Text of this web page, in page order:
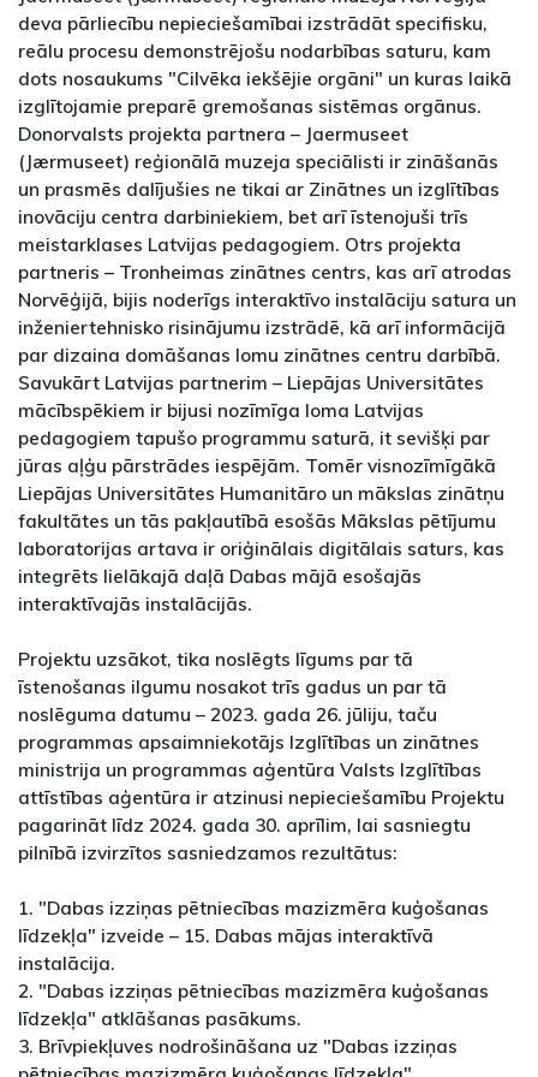
deva pārliecību nepieciešamībai izstrādāt specifisku,
reālu procesu demonstrējošu nodarbības saturu, kam
dots nosaukums "Cilvēka iekšējie orgāni" un kuras laikā
izglītojamie preparē gremošanas sistēmas orgānus.
Donorvalsts projekta partnera – Jaermuseet
(Jærmuseet) reģionālā muzeja speciālisti ir zināšanās
un prasmēs dalījušies ne tikai ar Zinātnes un izglītības
inovāciju centra darbiniekiem, bet arī īstenojuši trīs
meistarklases Latvijas pedagogiem. Otrs projekta
partneris – Tronheimas zinātnes centrs, kas arī atrodas
Norvēģijā, bijis noderīgs interaktīvo instalāciju satura un
inženiertehnisko risinājumu izstrādē, kā arī informācijā
par dizaina domāšanas lomu zinātnes centru darbībā.
Savukārt Latvijas partnerim – Liepājas Universitātes
mācībspēkiem ir bijusi nozīmīga loma Latvijas
pedagogiem tapušo programmu saturā, it sevišķi par
jūras aļģu pārstrādes iespējām. Tomēr visnozīmīgākā
Liepājas Universitātes Humanitāro un mākslas zinātņu
fakultātes un tās pakļautībā esošās Mākslas pētījumu
laboratorijas artava ir oriģinālais digitālais saturs, kas
integrēts lielākajā daļā Dabas mājā esošajās
interaktīvajās instalācijās.
Projektu uzsākot, tika noslēgts līgums par tā
īstenošanas ilgumu nosakot trīs gadus un par tā
noslēguma datumu – 2023. gada 26. jūliju, taču
programmas apsaimniekotājs Izglītības un zinātnes
ministrija un programmas aģentūra Valsts Izglītības
attīstības aģentūra ir atzinusi nepieciešamību Projektu
pagarināt līdz 2024. gada 30. aprīlim, lai sasniegtu
pilnībā izvirzītos sasniedzamos rezultātus:
1. "Dabas izziņas pētniecības mazizmēra kuģošanas
līdzekļa" izveide – 15. Dabas mājas interaktīvā
instalācija.
2. "Dabas izziņas pētniecības mazizmēra kuģošanas
līdzekļa" atklāšanas pasākums.
3. Brīvpiekļuves nodrošināšana uz "Dabas izziņas